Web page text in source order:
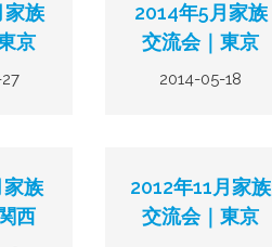
家族
京
2014年5月家族
交流会｜東京
2014-05-18
家族
西
2012年11月家族
交流会｜東京